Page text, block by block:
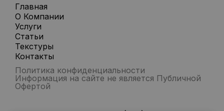
Главная
О Компании
Услуги
Статьи
Текстуры
Контакты
Политика конфиденциальности
Информация на сайте не является Публичной
Офертой